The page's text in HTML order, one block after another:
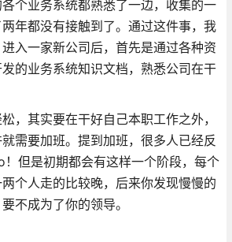
个业务系统都熟悉了一边，收集的一
年都没有接触到了。通过这件事，我
入一家新公司后，首先是通过各种资
的业务系统知识文档，熟悉公司在干
，其实要在干好自己本职工作之外，
需要加班。提到加班，很多人已经反
但是初期都会有这样一个阶段，每个
个人走的比较晚，后来你发现慢慢的
不成为了你的领导。